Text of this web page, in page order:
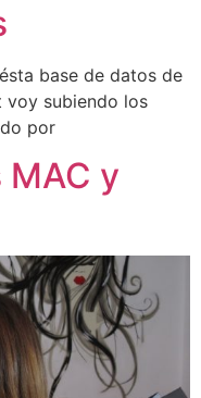
base de datos de
voy subiendo los
por
y